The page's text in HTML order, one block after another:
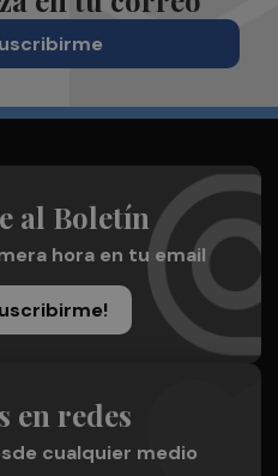
al Boletín
hora en tu email
en redes
cualquier medio